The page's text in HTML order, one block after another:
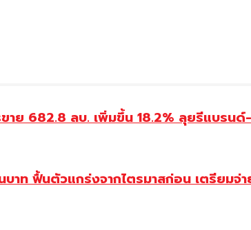
าย 682.8 ลบ. เพิ่มขึ้น 18.2% ลุยรีแบร
บาท ฟื้นตัวแกร่งจากไตรมาสก่อน เตรีย